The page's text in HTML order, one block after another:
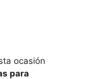
ocasión
para